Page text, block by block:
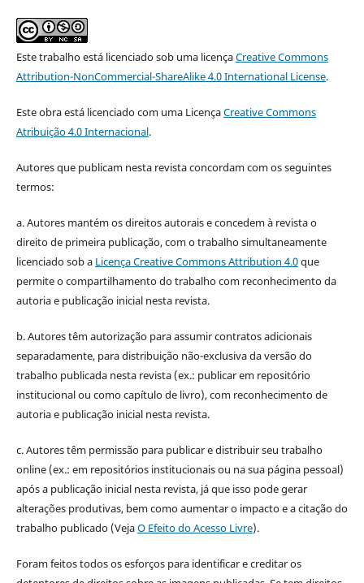
Este trabalho está licenciado sob uma licençaCreative Commons
Attribution-NonCommercial-ShareAlike 4.0 International License.
Este obra está licenciado com uma LicençaCreative Commons
Atribuição 4.0 Internacional.
Autores que publicam nesta revista concordam com os seguintes
termos:
a. Autores mantém os direitos autorais e concedem à revista o
direito de primeira publicação, com o trabalho simultaneamente
licenciado sob a Licença Creative Commons Attribution 4.0que
permite o compartilhamento do trabalho com reconhecimento da
autoria e publicação inicial nesta revista.
b. Autores têm autorização para assumir contratos adicionais
separadamente, para distribuição não-exclusiva da versão do
trabalho publicada nesta revista (ex.: publicar em repositório
institucional ou como capítulo de livro), com reconhecimento de
autoria e publicação inicial nesta revista.
c. Autores têm permissão para publicar e distribuir seu trabalho
online (ex.: em repositórios institucionais ou na sua página pessoal)
após a publicação inicial nesta revista, já que isso pode gerar
alterações produtivas, bem como aumentar o impacto e a citação do
trabalho publicado (VejaO Efeito do Acesso Livre).
Foram feitos todos os esforços para identificar e creditar os